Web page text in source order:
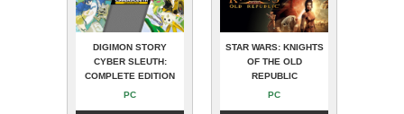
DIGIMON STORY
CYBER SLEUTH:
COMPLETE EDITION
PC
STAR WARS: KNIGHTS
OF THE OLD
REPUBLIC
PC